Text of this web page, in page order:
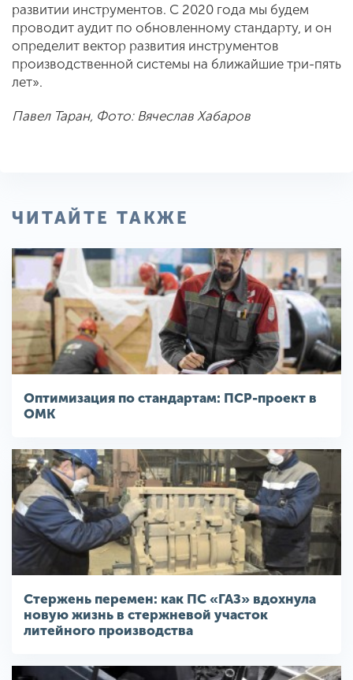
развитии инструментов. С 2020 года мы будем
проводит аудит по обновленному стандарту, и он
определит вектор развития инструментов
производственной системы на ближайшие три-пять
лет».
Павел Таран, Фото: Вячеслав Хабаров
ЧИТАЙТЕ ТАКЖЕ
Оптимизация по стандартам: ПСР-проект в
ОМК
Стержень перемен: как ПС «ГАЗ» вдохнула
новую жизнь в стержневой участок
литейного производства